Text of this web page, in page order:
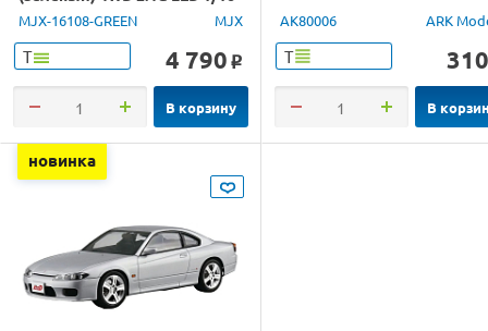
RTR
MJX-16108-GREEN MJX
Т 4 790 o
В корзину
AK80006 ARK
Т 310
В
новинка